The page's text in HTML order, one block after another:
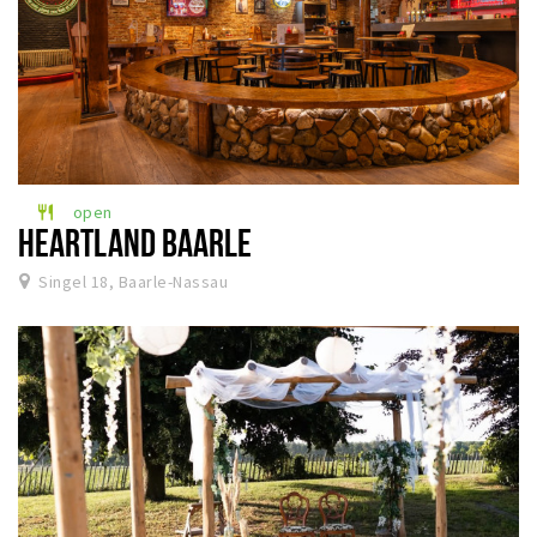
restaurant open
HEARTLAND BAARLE
Singel 18, Baarle-Nassau